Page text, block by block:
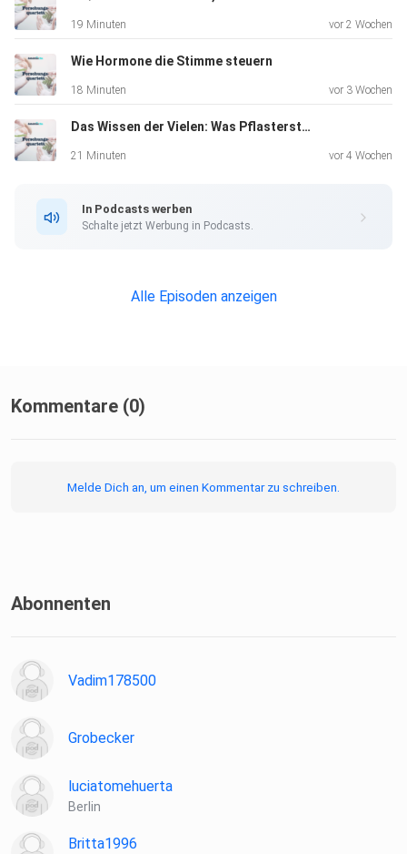
️ Artikel zum Nachlesen:
https://detektor.fm/wissen/forschungsquartett-
19 Minuten vor 2 Wochen
Wie Hormone die Stimme steuern
18 Minuten vor 3 Wochen
Das Wissen der Vielen: Was Pflastersteine über die Vergangenheit verraten
21 Minuten vor 4 Wochen
In Podcasts werben
Schalte jetzt Werbung in Podcasts.
Alle Episoden anzeigen
Kommentare (0)
Melde Dich an, um einen Kommentar zu schreiben.
Abonnenten
Vadim178500
Grobecker
luciatomehuerta
Berlin
Britta1996